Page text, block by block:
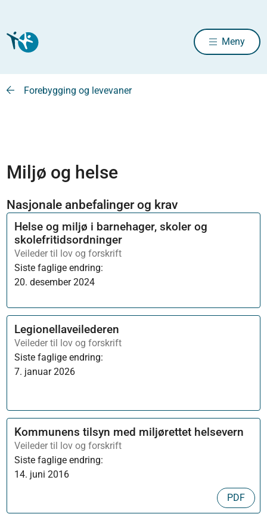
Meny
Forebygging og levevaner
Miljø og helse
Nasjonale anbefalinger og krav
Helse og miljø i barnehager, skoler og
skolefritidsordninger
Veileder til lov og forskrift
Siste faglige endring:
20. desember 2024
Legionellaveilederen
Veileder til lov og forskrift
Siste faglige endring:
7. januar 2026
Kommunens tilsyn med miljørettet helsevern
Veileder til lov og forskrift
Siste faglige endring:
14. juni 2016
PDF